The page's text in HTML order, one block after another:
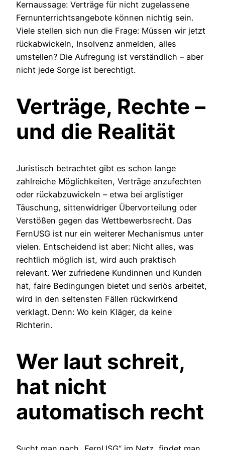
Kernaussage: Verträge für nicht zugelassene
Fernunterrichtsangebote können nichtig sein.
Viele stellen sich nun die Frage: Müssen wir jetzt
rückabwickeln, Insolvenz anmelden, alles
umstellen? Die Aufregung ist verständlich – aber
nicht jede Sorge ist berechtigt.
Verträge, Rechte –
und die Realität
Juristisch betrachtet gibt es schon lange
zahlreiche Möglichkeiten, Verträge anzufechten
oder rückabzuwickeln – etwa bei arglistiger
Täuschung, sittenwidriger Übervorteilung oder
Verstößen gegen das Wettbewerbsrecht. Das
FernUSG ist nur ein weiterer Mechanismus unter
vielen. Entscheidend ist aber: Nicht alles, was
rechtlich möglich ist, wird auch praktisch
relevant. Wer zufriedene Kundinnen und Kunden
hat, faire Bedingungen bietet und seriös arbeitet,
wird in den seltensten Fällen rückwirkend
verklagt. Denn: Wo kein Kläger, da keine
Richterin.
Wer laut schreit,
hat nicht
automatisch recht